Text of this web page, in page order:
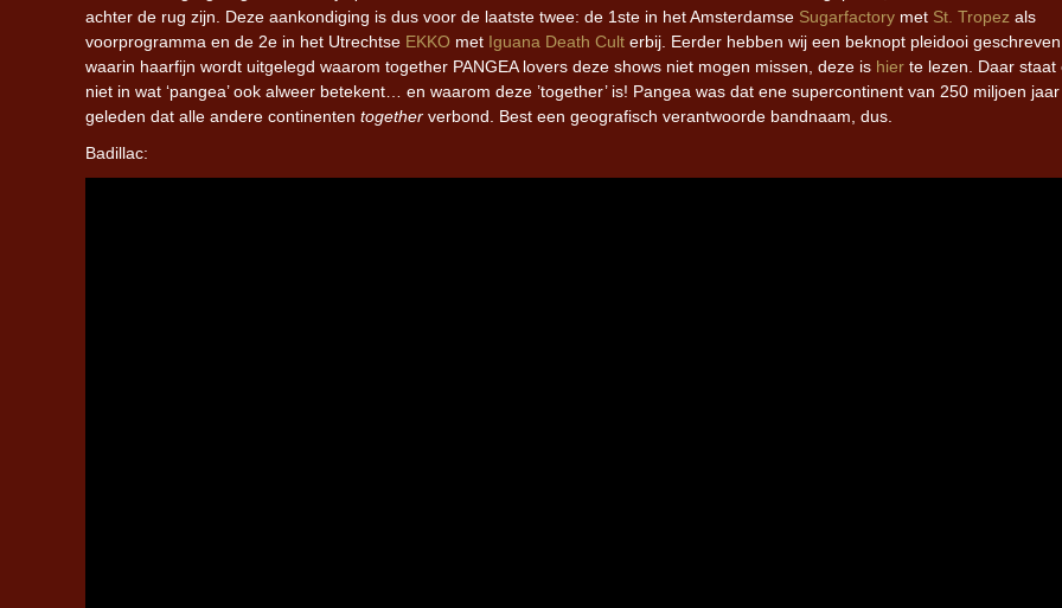
achter de rug zijn. Deze aankondiging is dus voor de laatste twee: de 1ste in het Amsterdamse Sugarfactory met St. Tropez als
voorprogramma en de 2e in het Utrechtse EKKO met Iguana Death Cult erbij. Eerder hebben wij een beknopt pleidooi geschreven
waarin haarfijn wordt uitgelegd waarom together PANGEA lovers deze shows niet mogen missen, deze is hier te lezen. Daar staat
niet in wat ‘pangea’ ook alweer betekent… en waarom deze ’together’ is! Pangea was dat ene supercontinent van 250 miljoen jaar
geleden dat alle andere continenten together verbond. Best een geografisch verantwoorde bandnaam, dus.
Badillac: